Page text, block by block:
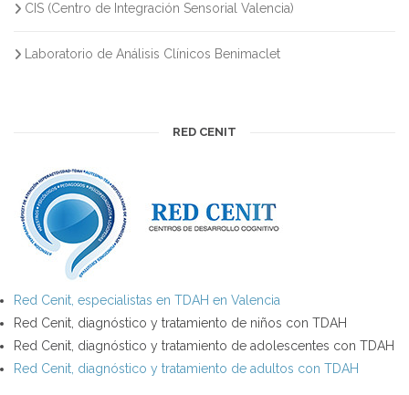
CIS (Centro de Integración Sensorial Valencia)
Laboratorio de Análisis Clínicos Benimaclet
RED CENIT
Red Cenit, especialistas en TDAH en Valencia
Red Cenit, diagnóstico y tratamiento de niños con TDAH
Red Cenit, diagnóstico y tratamiento de adolescentes con TDAH
Red Cenit, diagnóstico y tratamiento de adultos con TDAH